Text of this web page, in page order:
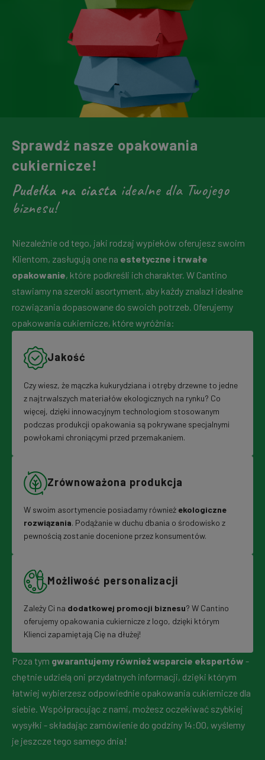
Sprawdź nasze opakowania
cukiernicze!
Pudełka na ciasta idealne dla Twojego
biznesu!
Niezależnie od tego, jaki rodzaj wypieków oferujesz swoim
Klientom, zasługują one na estetyczne i trwałe
opakowanie, które podkreśli ich charakter. W Cantino
stawiamy na szeroki asortyment, aby każdy znalazł idealne
rozwiązania dopasowane do swoich potrzeb. Oferujemy
opakowania cukiernicze, które wyróżnia:
Jakość
Czy wiesz, że mączka kukurydziana i otręby drzewne to jedne
z najtrwalszych materiałów ekologicznych na rynku? Co
więcej, dzięki innowacyjnym technologiom stosowanym
podczas produkcji opakowania są pokrywane specjalnymi
powłokami chroniącymi przed przemakaniem.
Zrównoważona produkcja
W swoim asortymencie posiadamy również ekologiczne
rozwiązania. Podążanie w duchu dbania o środowisko z
pewnością zostanie docenione przez konsumentów.
Możliwość personalizacji
Zależy Ci na dodatkowej promocji biznesu? W Cantino
oferujemy opakowania cukiernicze z logo, dzięki którym
Klienci zapamiętają Cię na dłużej!
Poza tym gwarantujemy również wsparcie ekspertów -
chętnie udzielą oni przydatnych informacji, dzięki którym
łatwiej wybierzesz odpowiednie opakowania cukiernicze dla
siebie. Współpracując z nami, możesz oczekiwać szybkiej
wysyłki - składając zamówienie do godziny 14:00, wyślemy
je jeszcze tego samego dnia!